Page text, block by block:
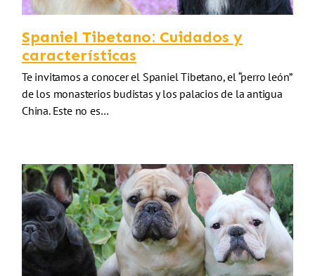
Spaniel Tibetano: Cuidados y
características
Te invitamos a conocer el Spaniel Tibetano, el “perro león”
de los monasterios budistas y los palacios de la antigua
China. Este no es…